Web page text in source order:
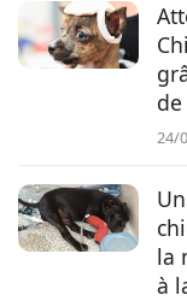
24/
la
à